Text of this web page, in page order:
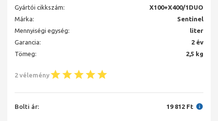
Gyártói cikkszám:
X100+X400/1DUO
Márka:
Sentinel
Mennyiségi egység:
liter
Garancia:
2 év
Tömeg:
2,5 kg
2 vélemény
Bolti ár: 19 812 Ft